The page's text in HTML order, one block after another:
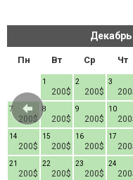
Декабрь
Пн Вт Ср Чт
200$
1
200$
2 3
200$
7
200$
8
200$
9 10
200$
14
200$
15
200$
16 17
200$
21
200$
22
200$
23 24